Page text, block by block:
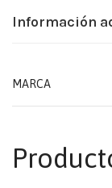
Información
MARCA